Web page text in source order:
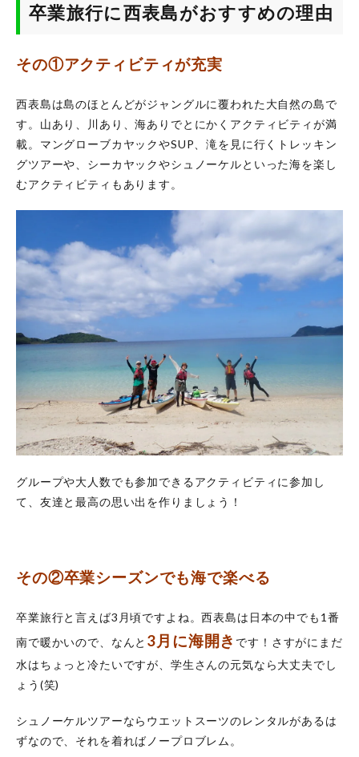
卒業旅行に西表島がおすすめの理由
その①アクティビティが充実
西表島は島のほとんどがジャングルに覆われた大自然の島で
す。山あり、川あり、海ありでとにかくアクティビティが満
載。マングローブカヤックやSUP、滝を見に行くトレッキン
グツアーや、シーカヤックやシュノーケルといった海を楽し
むアクティビティもあります。
グループや大人数でも参加できるアクティビティに参加し
て、友達と最高の思い出を作りましょう！
その②卒業シーズンでも海で楽べる
卒業旅行と言えば3月頃ですよね。西表島は日本の中でも1番
南で暖かいので、なんと 3月に海開き です！さすがにまだ
水はちょっと冷たいですが、学生さんの元気なら大丈夫でし
ょう(笑)
シュノーケルツアーならウエットスーツのレンタルがあるは
ずなので、それを着ればノープロブレム。